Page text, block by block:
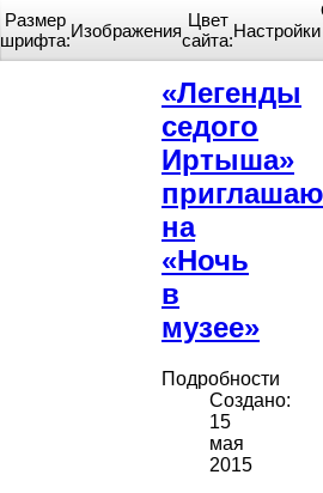
Home
«Легенды
седого
Иртыша»
на
«Ночь
в
музее»
Подробности
Создано:
15
мая
2015
Размер
шрифта:Изображения
Цвет
сайта:Настройки